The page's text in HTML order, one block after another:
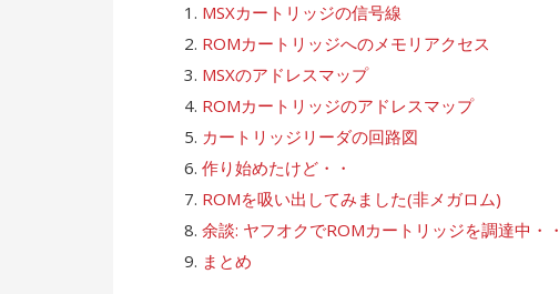
MSXカートリッジの信号線
ROMカートリッジへのメモリアクセス
MSXのアドレスマップ
ROMカートリッジのアドレスマップ
カートリッジリーダの回路図
作り始めたけど・・
ROMを吸い出してみました(非メガロム)
余談: ヤフオクでROMカートリッジを調達中・・
まとめ